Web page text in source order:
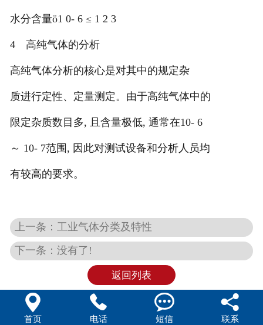
水分含量ö1 0- 6 ≤ 1 2 3
4 高纯气体的分析
高纯气体分析的核心是对其中的规定杂
质进行定性、定量测定。由于高纯气体中的
限定杂质数目多, 且含量极低, 通常在10- 6
～ 10- 7范围, 因此对测试设备和分析人员均
有较高的要求。
上一条：工业气体分类及特性
下一条：没有了!
返回列表

首页

电话

短信

联系